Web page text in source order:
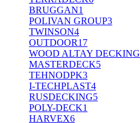
BRUGGAN1
POLIVAN GROUP3
TWINSON4
OUTDOOR17
WOOD ALTAY DECKING
MASTERDECK5
TEHNODPK3
I-TECHPLAST4
RUSDECKING5
POLY-DECK1
HARVEX6